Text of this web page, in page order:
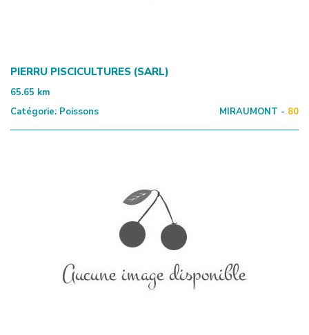
PIERRU PISCICULTURES (SARL)
65.65 km
Catégorie: Poissons MIRAUMONT - 80